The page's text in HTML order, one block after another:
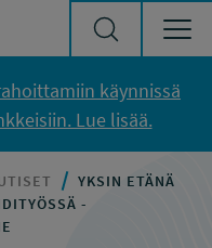
käynnissä
Lue lisää.
YKSIN ETÄNÄ
-